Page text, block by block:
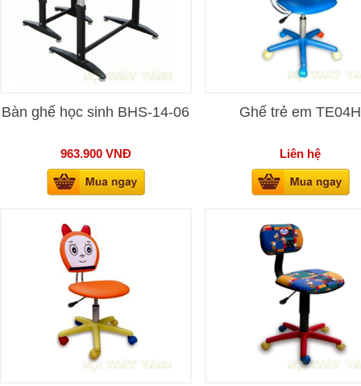
Bàn ghế học sinh BHS-14-06
963.900 VNĐ
Ghế trẻ em TE04H
Liên hệ